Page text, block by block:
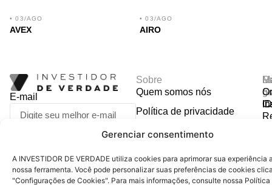
Gerenciar consentimento
A INVESTIDOR DE VERDADE utiliza cookies para aprimorar sua experiência
nossa ferramenta. Você pode personalizar suas preferências de cookies
"Configurações de Cookies". Para mais informações, consulte nossa Política
• 03/AGO
AVEX
• 03/AGO
AIRO
E-mail
Sobre
Quem somos nós
Política de privacidade
Termos de uso